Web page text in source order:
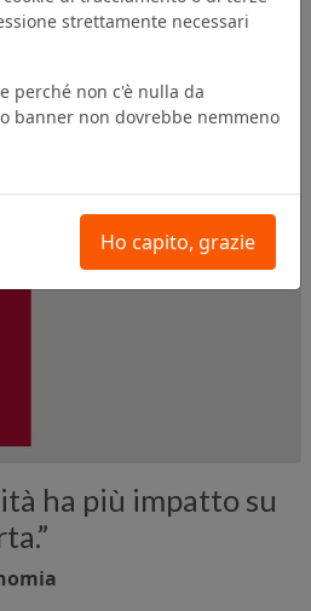
advertising online,un
di euro
ha più impatto su
strettamente necessari
perché non c'è nulla da
banner non dovrebbe nemmeno
Ho capito, grazie